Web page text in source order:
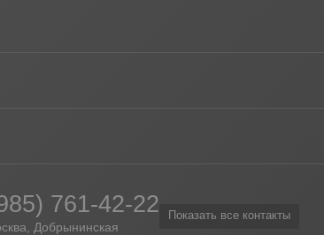
761-42-22
Добрынинская
Показать все контакты